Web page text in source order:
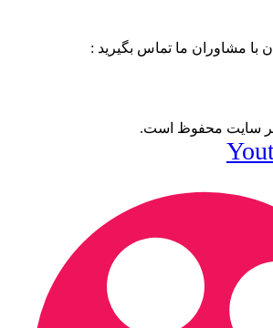
با مشاوران ما تماس بگیرید :
سایت محفوظ است.